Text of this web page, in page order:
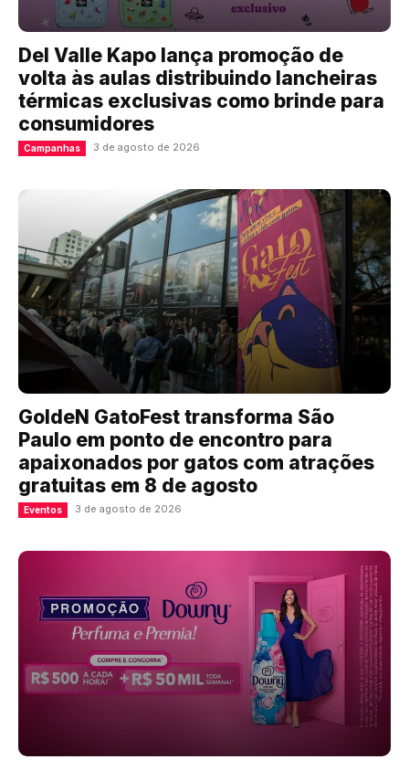
Del Valle Kapo lança promoção de
volta às aulas distribuindo lancheiras
térmicas exclusivas como brinde para
consumidores
Campanhas 3 de agosto de 2026
GoldeN GatoFest transforma São
Paulo em ponto de encontro para
apaixonados por gatos com atrações
gratuitas em 8 de agosto
Eventos 3 de agosto de 2026